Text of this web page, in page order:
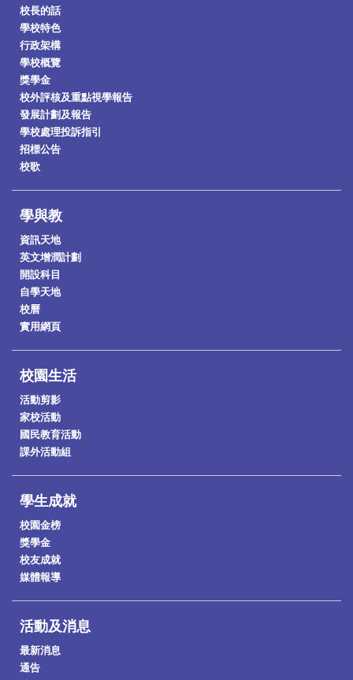
校長的話
學校特色
行政架構
學校概覽
獎學金
校外評核及重點視學報告
發展計劃及報告
學校處理投訴指引
招標公告
校歌
學與教
資訊天地
英文增潤計劃
開設科目
自學天地
校曆
實用網頁
校園生活
活動剪影
家校活動
國民教育活動
課外活動組
學生成就
校園金榜
獎學金
校友成就
媒體報導
活動及消息
最新消息
通告